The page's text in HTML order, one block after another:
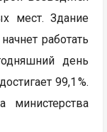
мест. Здание
работать
день
99,1 %.
министерства